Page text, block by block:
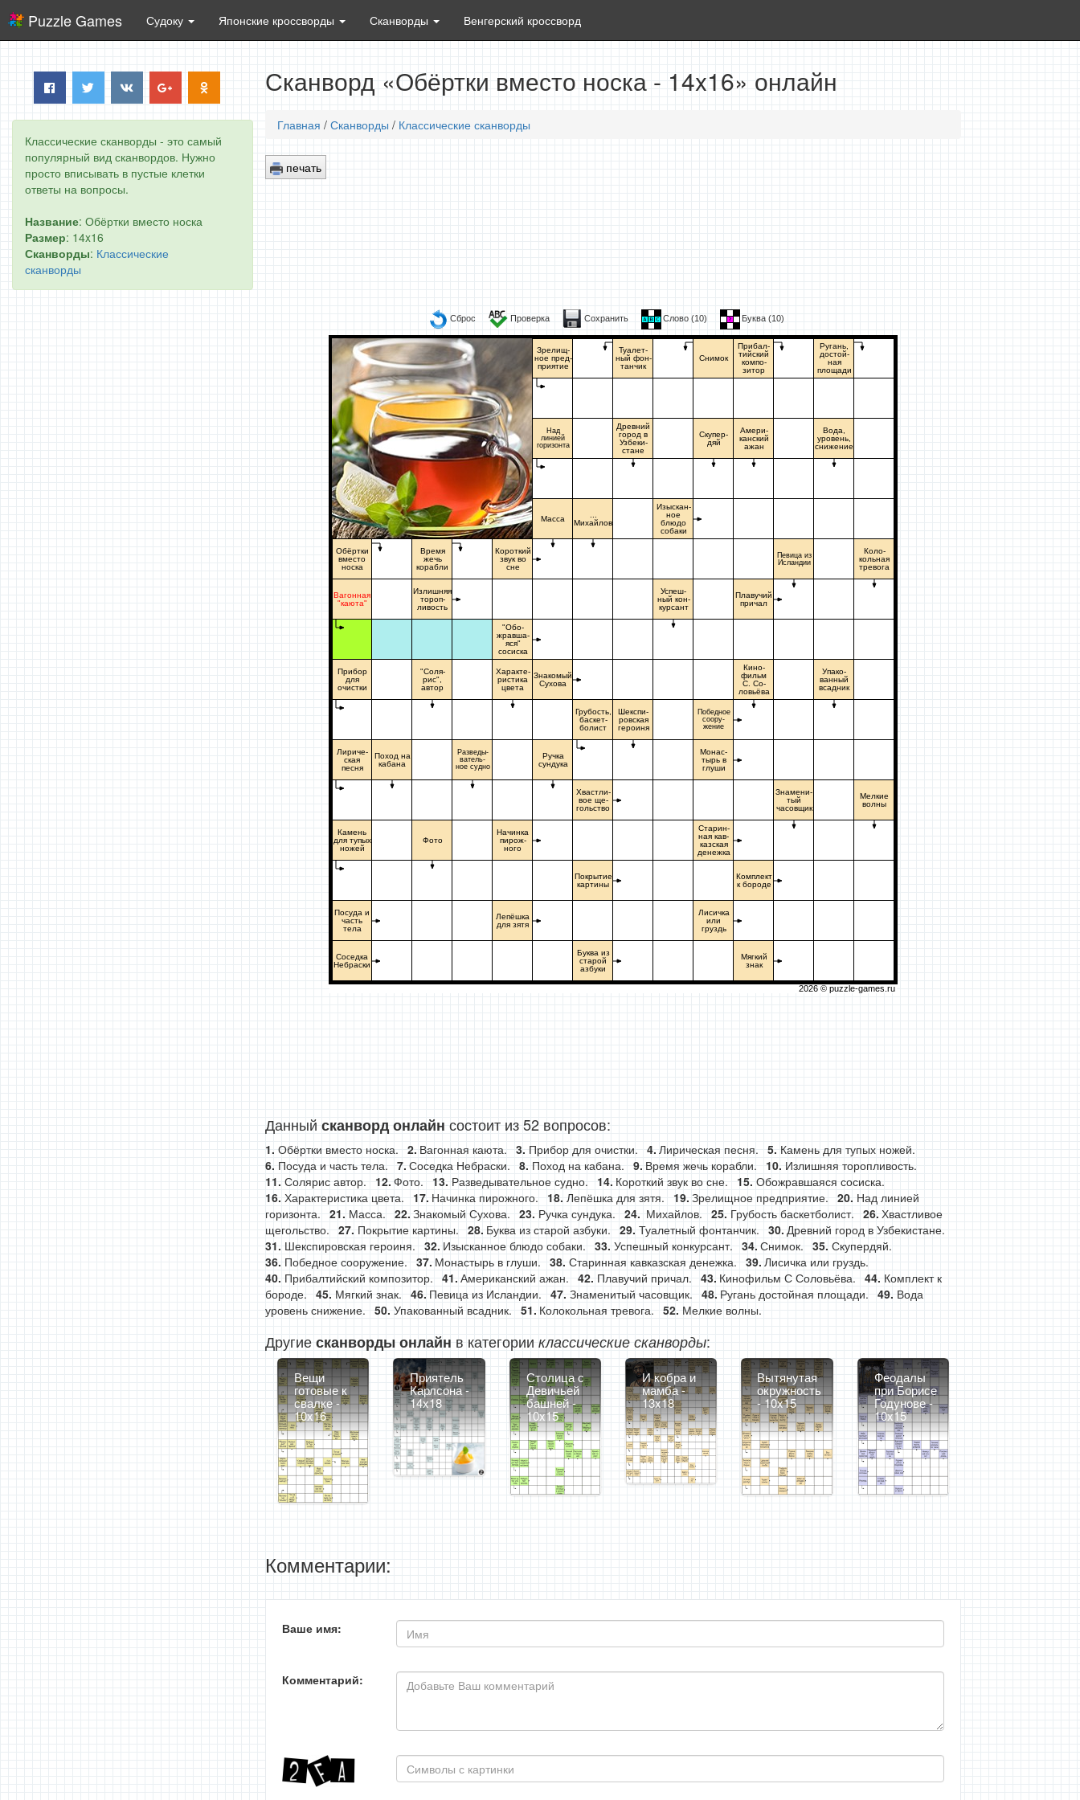
Puzzle Games Судоку Японские кроссворды Сканворды Венгерский кроссворд
Классические сканворды - это самый
популярный вид сканвордов. Нужно
просто вписывать в пустые клетки
ответы на вопросы.
Название: Обёртки вместо носка
Размер: 14x16
Сканворды: Классические
сканворды
Сканворд «Обёртки вместо носка - 14x16» онлайн
Главная / Сканворды / Классические сканворды
печать
Сброс Проверка Сохранить Слово (10) Буква (10)
Обёртки
вместо
носка
Вагонная
"каюта"
Прибор
для
очистки
Лириче-
ская
песня
Камень
для тупых
ножей
Посуда и
часть
тела
Соседка
Небраски
Поход на
кабана
Время
жечь
корабли
Излишняя
тороп-
ливость
"Соля-
рис",
автор
Фото
Разведы-
ватель-
ное судно
Короткий
звук во
сне
"Обо-
жравша-
яся"
сосиска
Характе-
ристика
цвета
Начинка
пирож-
ного
Лепёшка
для зятя
Зрелищ-
ное пред-
приятие
Над
линией
горизонта
Масса
Знакомый
Сухова
Ручка
сундука
Михайлов
Грубость,
баскет-
болист
Хвастли-
вое ще-
гольство
Покрытие
картины
Буква из
старой
азбуки
Туалет-
ный фон-
танчик
Древний
город в
Узбеки-
стане
Шекспи-
ровская
героиня
Изыскан-
ное
блюдо
собаки
Успеш-
ный кон-
курсант
Снимок
Скупер-
дяй
Победное
соору-
жение
Монас-
тырь в
глуши
Старин-
ная кав-
казская
денежка
Лисичка
или
груздь
Прибал-
тийский
компо-
зитор
Амери-
канский
ажан
Плавучий
причал
Кино-
фильм
С. Со-
ловьёва
Комплект
к бороде
Мягкий
знак
Певица из
Исландии
Знамени-
тый
часовщик
Ругань,
достой-
ная
площади
Вода,
уровень,
снижение
Упако-
ванный
всадник
Коло-
кольная
тревога
Мелкие
волны
2026 © puzzle-games.ru
Данный сканворд онлайн состоит из 52 вопросов:
Обёртки вместо носка. Вагонная каюта. Прибор для очистки. Лирическая песня.
Камень для тупых ножей.
Посуда и часть тела.
Соседка Небраски. Поход на кабана. Время жечь корабли.
Излишняя торопливость.
Солярис автор.
Фото. Разведывательное судно. Короткий звук во сне.
Обожравшаяся сосиска.
Характеристика цвета.
Начинка пирожного. Лепёшка для зятя. Зрелищное предприятие.
Над линией
горизонта.
Масса. Знакомый Сухова. Ручка сундука. Михайлов. Грубость баскетболист.
Хвастливое
щегольство.
Покрытие картины. Буква из старой азбуки. Туалетный фонтанчик.
Древний город в Узбекистане.
Шекспировская героиня.
Изысканное блюдо собаки. Успешный конкурсант. Снимок.
Скупердяй.
Победное сооружение.
Монастырь в глуши. Старинная кавказская денежка.
Лисичка или груздь.
Прибалтийский композитор.
Американский ажан. Плавучий причал. Кинофильм С Соловьёва.
Комплект к
бороде.
Мягкий знак. Певица из Исландии. Знаменитый часовщик. Ругань достойная площади.
Вода
уровень снижение.
Упакованный всадник. Колокольная тревога. Мелкие волны.
Другиесканворды онлайн в категории классические сканворды:
Вещи
готовые к
свалке -
10x16
Приятель
Карлсона -
14x18
Столица с
Девичьей
башней -
10x15
И кобра и
мамба -
13x18
Вытянутая
окружность
- 10x15
Феодалы
при Борисе
Годунове -
10x15
Комментарии:
Ваше имя:
Комментарий: